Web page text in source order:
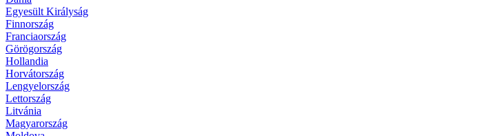
Egyesült Királyság
Finnország
Franciaország
Görögország
Hollandia
Horvátország
Lengyelország
Lettország
Litvánia
Magyarország